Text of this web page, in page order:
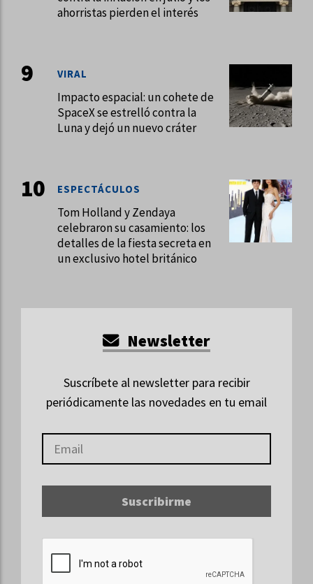
ahorristas pierden el interés
Impacto espacial: un cohete de
SpaceX se estrelló contra la
Luna y dejó un nuevo cráter
VIRAL
Tom Holland y Zendaya
celebraron su casamiento: los
detalles de la fiesta secreta en
un exclusivo hotel británico
ESPECTÁCULOS
Newsletter
Suscríbete al newsletter para recibir
periódicamente las novedades en tu email
Suscribirme